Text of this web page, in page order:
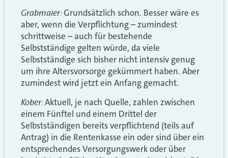
Grabmaier:Grundsätzlich schon. Besser wäre es
aber, wenn die Verpflichtung – zumindest
schrittweise – auch für bestehende
Selbstständige gelten würde, da viele
Selbstständige sich bisher nicht intensiv genug
um ihre Altersvorsorge gekümmert haben. Aber
zumindest wird jetzt ein Anfang gemacht.
Kober:Aktuell, je nach Quelle, zahlen zwischen
einem Fünftel und einem Drittel der
Selbstständigen bereits verpflichtend (teils auf
Antrag) in die Rentenkasse ein oder sind über ein
entsprechendes Versorgungswerk oder über